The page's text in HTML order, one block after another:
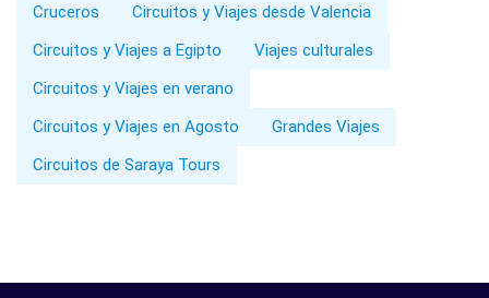
Cruceros
Circuitos y Viajes desde Valencia
Circuitos y Viajes a Egipto
Viajes culturales
Circuitos y Viajes en verano
Circuitos y Viajes en Agosto
Grandes Viajes
Circuitos de Saraya Tours